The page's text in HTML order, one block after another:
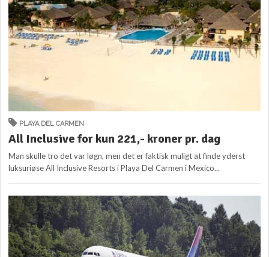
PLAYA DEL CARMEN
All Inclusive for kun 221,- kroner pr. dag
Man skulle tro det var løgn, men det er faktisk muligt at finde yderst
luksuriøse All Inclusive Resorts i Playa Del Carmen i Mexico...